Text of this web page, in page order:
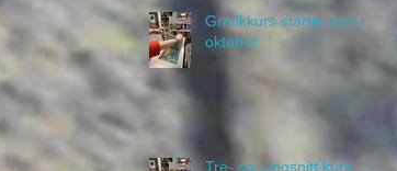
Grafikkurs starter opp i
oktober
Tre- og Linosnitt kurs